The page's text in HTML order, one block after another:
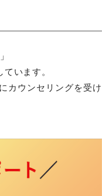
」
います。
カウンセリングを受け